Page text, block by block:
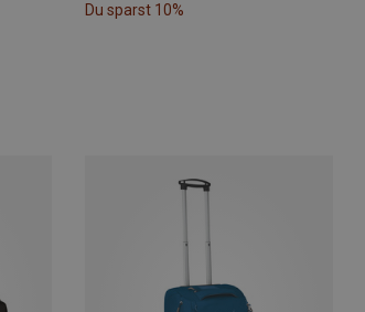
Du sparst 10%